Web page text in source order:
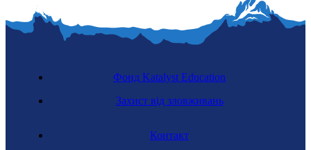
Контакт
Фонд Katalyst Education
Захист від зловживань